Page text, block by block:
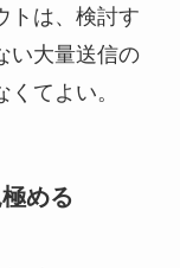
トは、検討す
い大量送信の
てよい。
める